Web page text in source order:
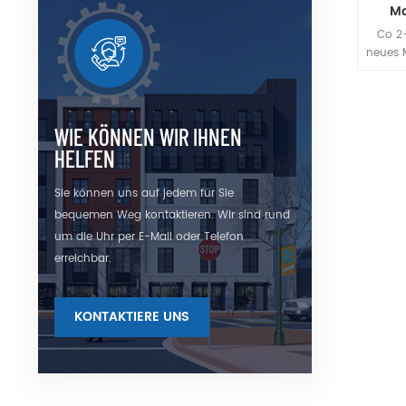
WIE KÖNNEN WIR IHNEN
HELFEN
Sie können uns auf jedem für Sie
bequemen Weg kontaktieren. Wir sind rund
um die Uhr per E-Mail oder Telefon
erreichbar.
KONTAKTIERE UNS
Co
neues